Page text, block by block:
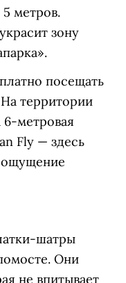
метров.
зону
посещать
территории
метровая
Fly — здесь
ощущение
шатры
Они
не впитывает